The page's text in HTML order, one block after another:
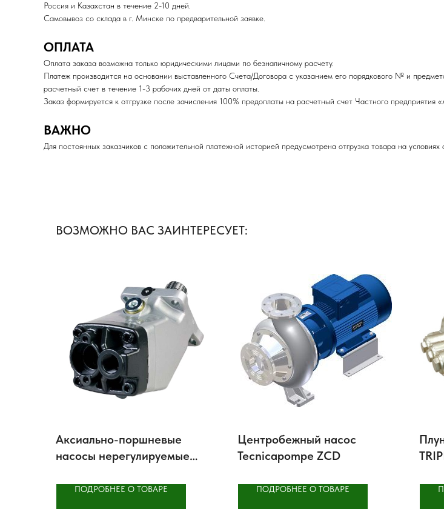
Россия и Казахстан в течение 2-10 дней.
Самовывоз со склада в г. Минске по предварительной заявке.
ОПЛАТА
Оплата заказа возможна только юридическими лицами по безналичному расчету.
Платеж производится на основании выставленного Счета/Договора с указанием его порядкового № и
расчетный счет в течение 1-3 рабочих дней от даты оплаты.
Заказ формируется к отгрузке после зачисления 100% предоплаты на расчетный счет Частного
ВАЖНО
Для постоянных заказчиков с положительной платежной историей предусмотрена отгрузка товара на условиях
ВОЗМОЖНО ВАС ЗАИНТЕРЕСУЕТ:
Аксиально-поршневые
насосы нерегулируемые
ПОДРОБНЕЕ О ТОВАРЕ
Центробежный насос
Tecnicapompe ZCD
ПОДРОБНЕЕ О ТОВАРЕ